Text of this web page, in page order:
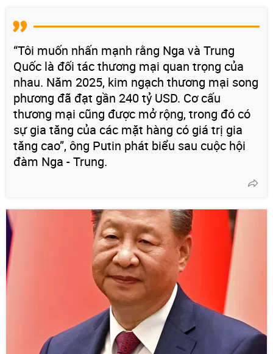
“Tôi muốn nhấn mạnh rằng Nga và Trung
Quốc là đối tác thương mại quan trọng của
nhau. Năm 2025, kim ngạch thương mại song
phương đã đạt gần 240 tỷ USD. Cơ cấu
thương mại cũng được mở rộng, trong đó có
sự gia tăng của các mặt hàng có giá trị gia
tăng cao”, ông Putin phát biểu sau cuộc hội
đàm Nga - Trung.